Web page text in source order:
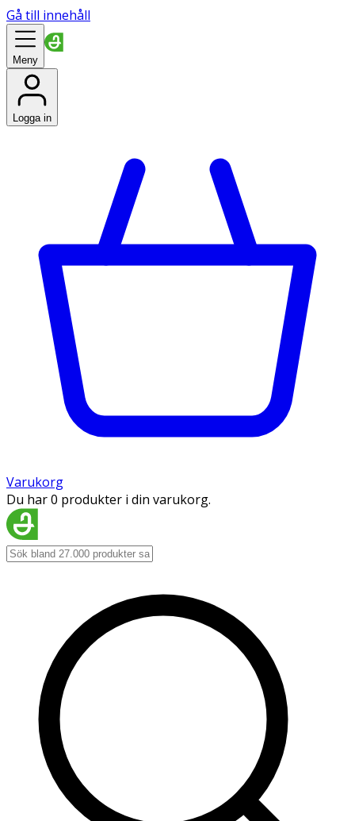
Gå till innehåll
Meny
Logga in
Varukorg
Du har 0 produkter i din varukorg.